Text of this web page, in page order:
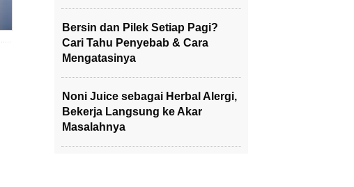
Bersin dan Pilek Setiap Pagi?
Cari Tahu Penyebab & Cara
Mengatasinya
Noni Juice sebagai Herbal Alergi,
Bekerja Langsung ke Akar
Masalahnya